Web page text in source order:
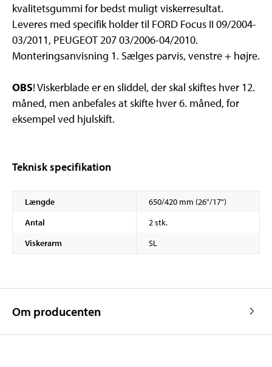
kvalitetsgummi for bedst muligt viskerresultat.
Leveres med specifik holder til FORD Focus II 09/2004-
03/2011, PEUGEOT 207 03/2006-04/2010.
Monteringsanvisning 1. Sælges parvis, venstre + højre.
OBS! Viskerblade er en sliddel, der skal skiftes hver 12.
måned, men anbefales at skifte hver 6. måned, for
eksempel ved hjulskift.
Teknisk specifikation
Længde
650/420 mm (26"/17")
Antal
2 stk.
Viskerarm
SL
Om producenten